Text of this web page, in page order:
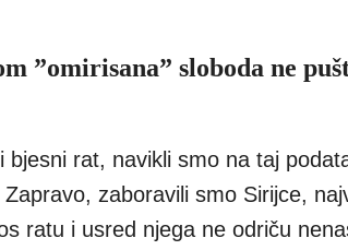
”omirisana” sloboda ne
bjesni rat, navikli smo na taj
zaboravili smo Sirijce,
ratu i usred njega ne odriču